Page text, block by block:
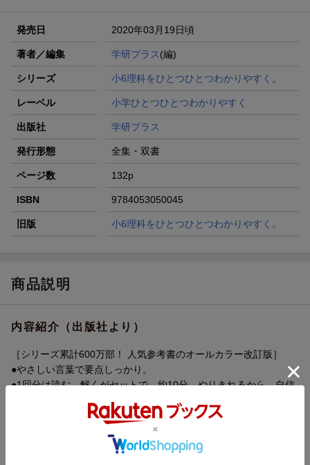
発売日 2020年03月19日頃
著者／編集 学研プラス(編)
シリーズ 小6理科をひとつひとつわかりやすく。
レーベル 小学ひとつひとつわかりやすく
出版社 学研プラス
発行形態 全集・双書
ページ数 132p
ISBN 9784053050045
旧版 小6理科をひとつひとつわかりやすく。
商品説明
内容紹介（出版社より）
［シリーズ累計600万部！ 人気参考書のオールカラー改訂版］
●やさしい言葉で要点しっかり。
●1回分は読む→解くがセットで、約10分。やりきれるから、自信
●問題とセットで答え合わせできる別冊解答と、学習管理に役立つ